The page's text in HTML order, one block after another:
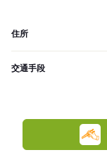
住所
交通手段